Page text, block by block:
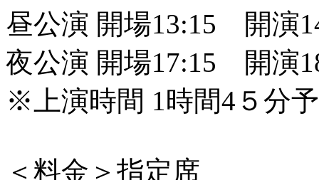
昼公演 開場13:15 開演
夜公演 開場17:15 開演
※上演時間 1時間4５分
＜料金＞指定席